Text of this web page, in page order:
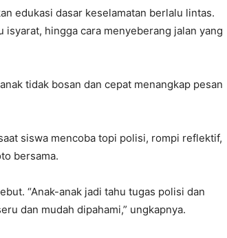
edukasi dasar keselamatan berlalu lintas.
hingga cara menyeberang jalan yang
tidak bosan dan cepat menangkap pesan
siswa mencoba topi polisi, rompi reflektif,
bersama.
“Anak-anak jadi tahu tugas polisi dan
dan mudah dipahami,” ungkapnya.